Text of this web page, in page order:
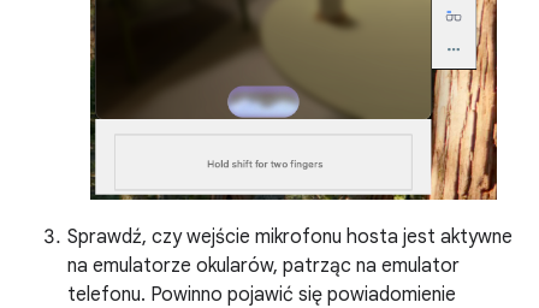
Sprawdź, czy wejście mikrofonu hosta jest aktywne
na emulatorze okularów, patrząc na emulator
telefonu. Powinno pojawić się powiadomienie